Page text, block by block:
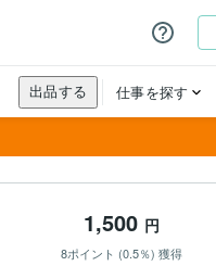
1,500 円
8ポイント (0.5％) 獲得